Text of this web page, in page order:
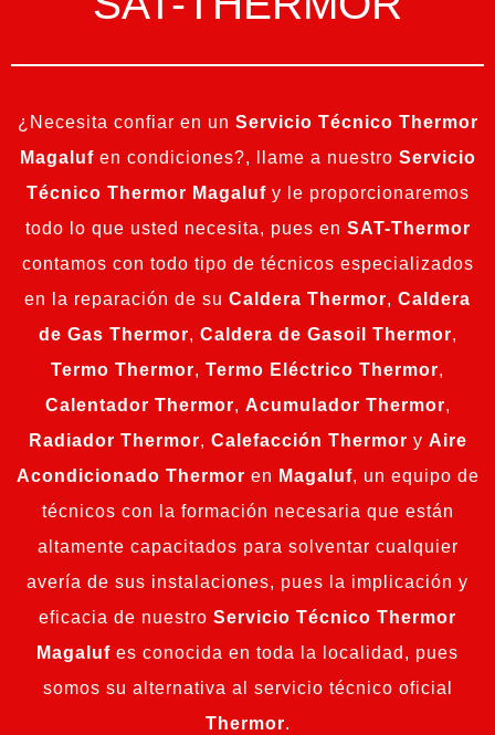
¿Necesita confiar en un Servicio Técnico Thermor
Magalufen condiciones?, llame a nuestro Servicio
Técnico Thermor Magaluf y le proporcionaremos
todo lo que usted necesita, pues en SAT-Thermor
contamos con todo tipo de técnicos especializados
en la reparación de su Caldera Thermor, Caldera
de Gas Thermor, Caldera de Gasoil Thermor,
Termo Thermor, Termo Eléctrico Thermor,
Calentador Thermor, Acumulador Thermor,
Radiador Thermor, Calefacción Thermor y Aire
Acondicionado Thermor en Magaluf, un equipo de
técnicos con la formación necesaria que están
altamente capacitados para solventar cualquier
avería de sus instalaciones, pues la implicación y
eficacia de nuestro Servicio Técnico Thermor
Magaluf es conocida en toda la localidad, pues
somos su alternativa al servicio técnico oficial
Thermor.